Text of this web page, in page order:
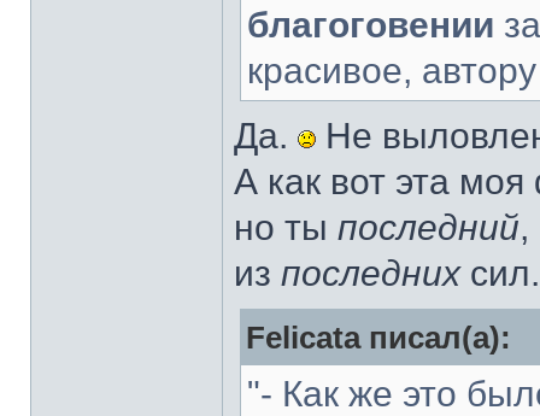
благоговении
красивое,
Да.
Не
А как вот эта
но ты последний
из последних
Felicata писал(а):
"- Как же это